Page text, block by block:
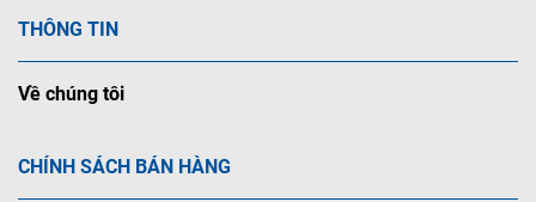
THÔNG TIN
Về chúng tôi
CHÍNH SÁCH BÁN HÀNG